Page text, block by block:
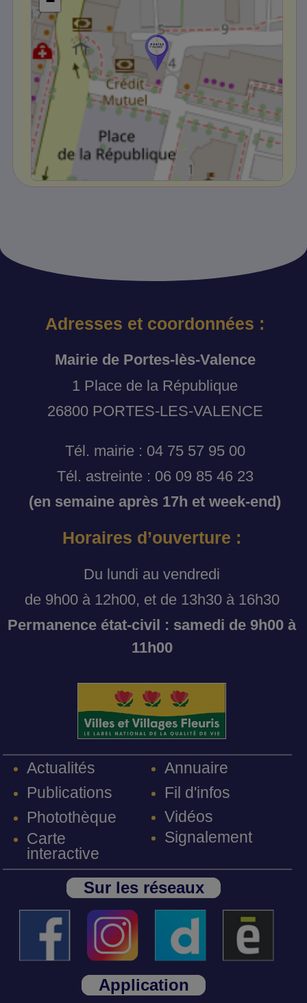
Adresses et coordonnées :
Mairie de Portes-lès-Valence
1 Place de la République
26800 PORTES-LES-VALENCE
Tél. mairie : 04 75 57 95 00
Tél. astreinte : 06 09 85 46 23
(en semaine après 17h et week-end)
Horaires d’ouverture :
Du lundi au vendredi
de 9h00 à 12h00, et de 13h30 à 16h30
Permanence état-civil : samedi de 9h00 à
11h00
Actualités
Publications
Photothèque
Carte
interactive
Annuaire
Fil d'infos
Vidéos
Signalement
Sur les réseaux
Application